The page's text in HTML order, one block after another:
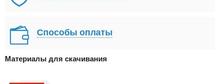
Способы оплаты
Материалы для скачивания